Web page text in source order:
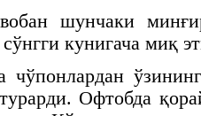
шунчаки
кунигача миқ
Офтобда